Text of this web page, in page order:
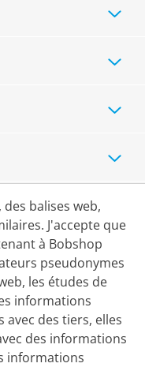
balises web,
J'accepte que
à Bobshop
pseudonymes
les études de
informations
des tiers, elles
des informations
informations